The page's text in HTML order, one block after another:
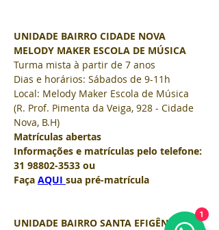
UNIDADE BAIRRO CIDADE NOVA
MELODY MAKER ESCOLA DE MÚSICA
Turma mista à partir de 7 anos
Dias e horários: Sábados de 9-11h
Local: Melody Maker Escola de Música
(R. Prof. Pimenta da Veiga, 928 - Cidade
Nova, B.H)
Matrículas abertas
Informações e matrículas pelo telefone:
31 98802-3533 ou
Faça AQUI sua pré-matrícula
UNIDADE BAIRRO SANTA EFIGÊNIA
1